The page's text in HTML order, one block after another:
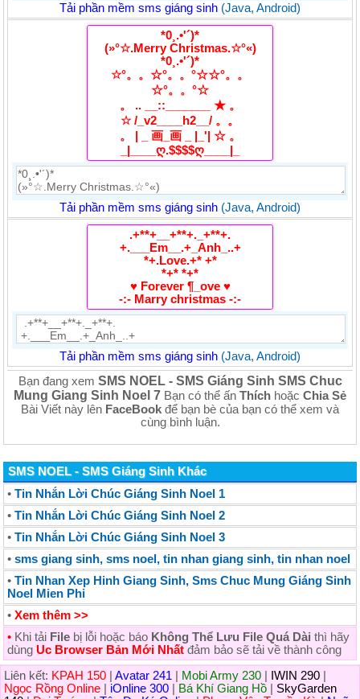
Tải phần mềm sms giáng sinh (Java, Android)
*0¸.•'´)*
(»°☆.Merry Christmas.☆°«)
*0¸.•'´)*
☆°。。☆°。。°☆☆°。。
☆°。。°☆
。 .. __::_______ ★ 。
☆ /_v2____h2__/ 。。
。 | _ 画_画 _ |_'| ☆ 。
_|____ღ.$$$$ღ____|_
Tải phần mềm sms giáng sinh (Java, Android)
.+**+__+**+._+**+.
+.___Em__.+_Anh_..+
*+.Love.+* +*
*+* *+*
♥ Forever ¶_ove ♥
-:- Marry christmas -:-
Tải phần mềm sms giáng sinh (Java, Android)
Bạn đang xem SMS NOEL - SMS Giáng Sinh SMS Chuc
Mung Giang Sinh Noel 7 Bạn có thể ấn Thích hoặc Chia Sẻ
Bài Viết này lên FaceBook để bạn bè của bạn có thể xem và
cùng bình luận.
SMS NOEL - SMS Giáng Sinh Khác
• Tin Nhắn Lời Chúc Giáng Sinh Noel 1
• Tin Nhắn Lời Chúc Giáng Sinh Noel 2
• Tin Nhắn Lời Chúc Giáng Sinh Noel 3
• sms giang sinh, sms noel, tin nhan giang sinh, tin nhan noel
• Tin Nhan Xep Hinh Giang Sinh, Sms Chuc Mung Giáng Sinh
Noel Mien Phi
• Xem thêm >>
• Khi tải File bị lỗi hoặc báo Không Thể Lưu File Quá Dài thì hãy
dùng Uc Browser Bản Mới Nhất đảm bảo sẽ tải về thành công
Liên kết: KPAH 150 Avatar 241 Mobi Army 230 IWIN 290
Ngọc Rồng Online
iOnline 300 Bá Khí Giang Hồ
SkyGarden